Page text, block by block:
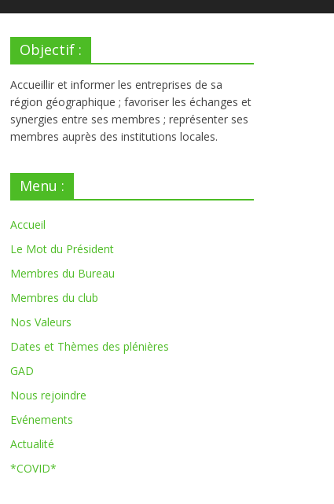
Objectif :
Accueillir et informer les entreprises de sa
région géographique ; favoriser les échanges et
synergies entre ses membres ; représenter ses
membres auprès des institutions locales.
Menu :
Accueil
Le Mot du Président
Membres du Bureau
Membres du club
Nos Valeurs
Dates et Thèmes des plénières
GAD
Nous rejoindre
Evénements
Actualité
*COVID*